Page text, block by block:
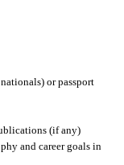
or passport
(if any)
and career goals in